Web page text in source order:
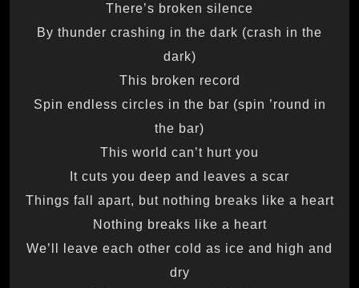
There’s broken silence
By thunder crashing in the dark (crash in the
dark)
This broken record
Spin endless circles in the bar (spin ’round in
the bar)
This world can’t hurt you
It cuts you deep and leaves a scar
Things fall apart, but nothing breaks like a heart
Nothing breaks like a heart
We’ll leave each other cold as ice and high and
dry